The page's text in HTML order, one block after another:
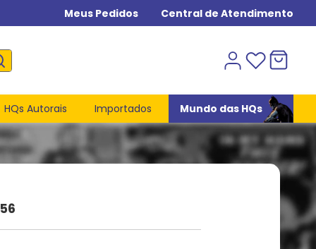
Meus Pedidos Central de Atendimento
HQs Autorais Importados Mundo das HQs